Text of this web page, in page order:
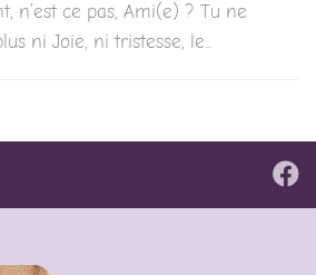
n’est ce pas, Ami(e) ? Tu ne
ni Joie, ni tristesse, le...